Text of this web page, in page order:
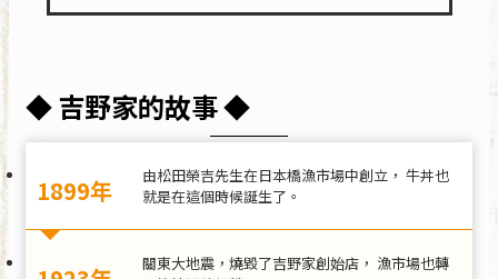
◆ 吉野家的故事 ◆
1899年
由松田榮吉先生在日本橋漁市場中創立， 牛丼也
就是在這個時候誕生了。
關東大地震，燒毀了吉野家創始店， 漁市場也轉